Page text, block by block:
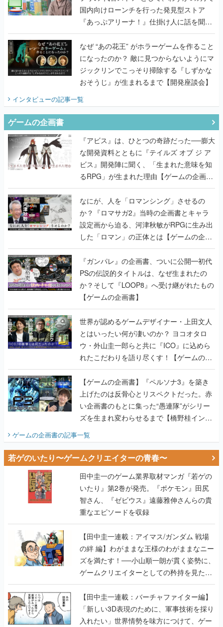
国内向けローンチを行った発見型ストア
『あっぷアリーナ！』仕掛け人に話を聞い
てみた
なぜ “あの花王” がホラーゲームを作ること
になったのか？ 敵に見つからないようにマ
ジックリンでこっそり掃除する『しずかな
おそうじ』が生まれるまで【開発座談会】
インタビューの記事一覧
ゲームの企画書
『アビス』は、ひとつの奇跡だった──膨大
な開発資料とともに『テイルズ オブ ジ ア
ビス』開発陣に聞く、「生まれた意味を知
るRPG」が生まれた理由【ゲームの企画
書】
なにが、人を「ロマンシング」させるの
か？『ロマサガ2』当時の企画書とキャラ
設定画から迫る、河津秋敏がRPGに生み出
した「ロマン」の正体とは【ゲームの企画
書】
『ガンパレ』の企画書、ついに公開━初代
PSの伝説的タイトルは、なぜ生まれたの
か？そして『LOOP8』へ受け継がれたもの
【ゲームの企画書】
世界が認めるゲームデザイナー・上田文人
とはいったい何が凄いのか？ ヨコオタロ
ウ・外山圭一郎らと共に『ICO』に込めら
れたこだわりを語り尽くす！【ゲームの企
画書】
【ゲームの企画書】『ペルソナ3』を築き
上げたのは反骨心とリスペクトだった。赤
い企画書のもとに集った“愚連隊”がシリー
ズを生まれ変わらせるまで【橋野桂インタ
ビュー】
ゲームの企画書の記事一覧
若ゲのいたり〜ゲームクリエイターの青春〜
田中圭一のゲーム業界取材マンガ『若ゲの
いたり』第2巻が発売。『ポケモン』田尻
智さん、『ゼビウス』遠藤雅伸さんらの貴
重なエピソードを収録
【田中圭一連載：アイマス/ガンダム 戦場
の絆 編】わがままな王様のわがままなニー
ズを満たす！──小山順一朗が貫く姿勢に、
ゲームクリエイターとしての矜持を見た
【若ゲのいたり最終回】
【田中圭一連載：バーチャファイター編】
「新しい3D表現のために、軍事技術を採り
入れたい」世界情勢を味方につけて、ゲー